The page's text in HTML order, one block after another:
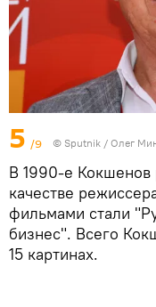
5 /9 © Sputnik / Олег
В 1990-е Кокшенов
качестве
фильмами стали
бизнес". Всего
15 картинах.